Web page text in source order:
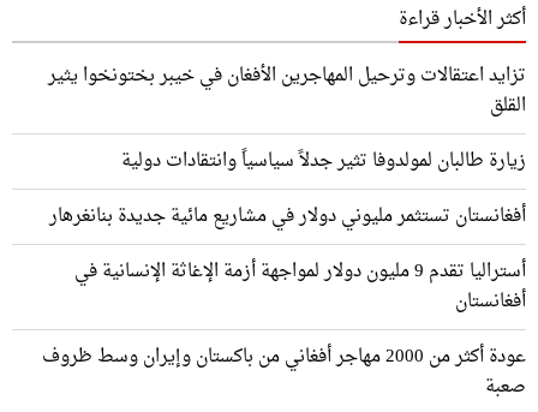
أكثر الأخبار قراءة
تزايد اعتقالات وترحيل المهاجرين الأفغان في خيبر بختونخوا يثير
القلق
زيارة طالبان لمولدوفا تثير جدلاً سياسياً وانتقادات دولية
أفغانستان تستثمر مليوني دولار في مشاريع مائية جديدة بنانغرهار
أستراليا تقدم 9 مليون دولار لمواجهة أزمة الإغاثة الإنسانية في
أفغانستان
عودة أكثر من 2000 مهاجر أفغاني من باكستان وإيران وسط ظروف
صعبة